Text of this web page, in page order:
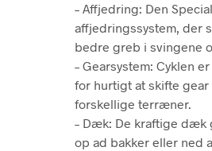
– Affjedring: Den
affjedringssystem, der
bedre greb i svingene
– Gearsystem: Cyklen
for hurtigt at skifte
forskellige terræner.
– Dæk: De kraftige dæk
op ad bakker eller ned